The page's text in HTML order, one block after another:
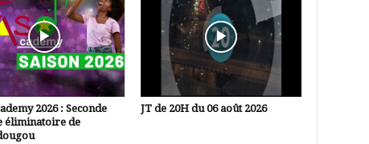
2026 : Seconde
éliminatoire de
JT de 20H du 06 août 2026